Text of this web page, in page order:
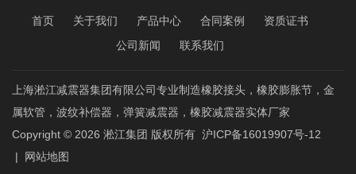
首页 关于我们 产品中心 合同案例
资质证书
公司新闻
联系我们
上海淞江减震器集团有限公司专业制造橡胶接头，橡胶膨胀节，金
属软管，波纹补偿器，弹簧减震器，橡胶减震器实体厂家
Copyright © 2026 淞江集团 版权所有 沪ICP备16019907号-12
|
网站地图